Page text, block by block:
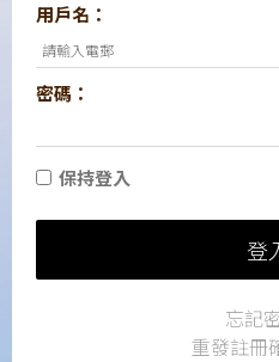
用戶名：
密碼：
保持登入
登
忘記
重發註冊